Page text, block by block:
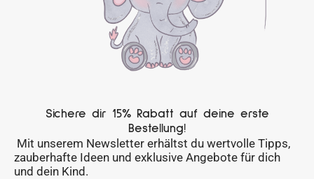
Sichere dir 15% Rabatt auf deine erste
Bestellung!
Mit unserem Newsletter erhältst du wertvolle Tipps,
zauberhafte Ideen und exklusive Angebote für dich
und dein Kind.